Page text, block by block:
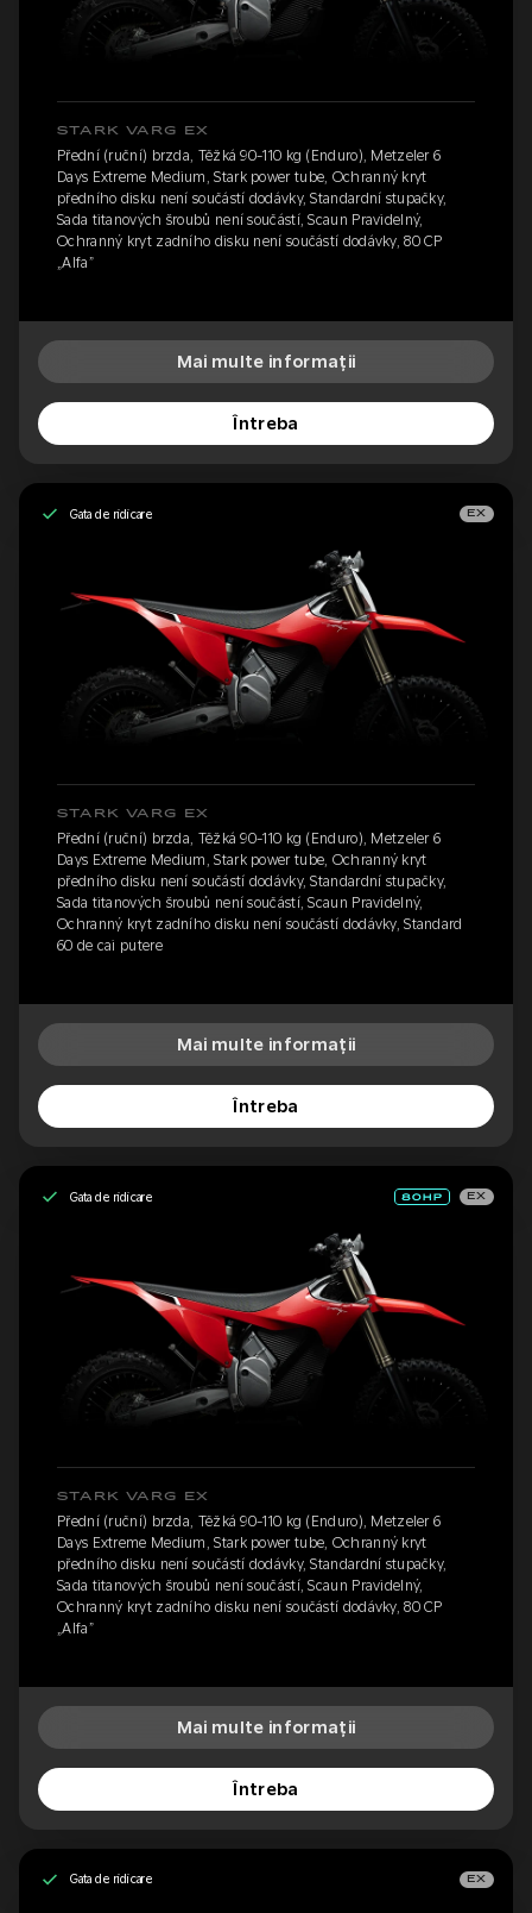
STARK VARG EX
Přední (ruční) brzda, Těžká 90-110 kg (Enduro), Metzeler 6
Days Extreme Medium, Stark power tube, Ochranný kryt
předního disku není součástí dodávky, Standardní stupačky,
Sada titanových šroubů není součástí, Scaun Pravidelný,
Ochranný kryt zadního disku není součástí dodávky, 80 CP
„Alfa”
Mai multe informații
Întreba
Gata de ridicare EX
STARK VARG EX
Přední (ruční) brzda, Těžká 90-110 kg (Enduro), Metzeler 6
Days Extreme Medium, Stark power tube, Ochranný kryt
předního disku není součástí dodávky, Standardní stupačky,
Sada titanových šroubů není součástí, Scaun Pravidelný,
Ochranný kryt zadního disku není součástí dodávky, Standard
60 de cai putere
Mai multe informații
Întreba
Gata de ridicare EX
STARK VARG EX
Přední (ruční) brzda, Těžká 90-110 kg (Enduro), Metzeler 6
Days Extreme Medium, Stark power tube, Ochranný kryt
předního disku není součástí dodávky, Standardní stupačky,
Sada titanových šroubů není součástí, Scaun Pravidelný,
Ochranný kryt zadního disku není součástí dodávky, 80 CP
„Alfa”
Mai multe informații
Întreba
Gata de ridicare EX